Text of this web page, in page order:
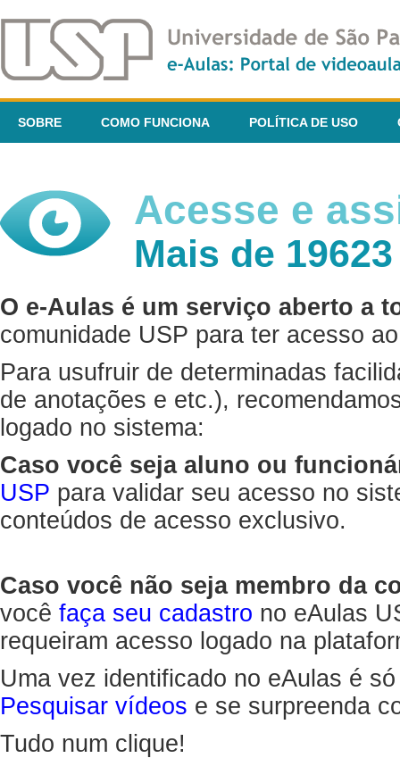
SOBRE COMO FUNCIONA POLÍTICA DE USO
Acesse e
Mais de
O e-Aulas é um serviço aberto a
comunidade USP para ter acesso
Para usufruir de determinadas
de anotações e etc.),
logado no sistema:
Caso você seja aluno ou
USP para validar seu acesso no
conteúdos de acesso exclusivo.
Caso você não seja membro da
você faça seu cadastro no eAulas
requeiram acesso logado na
Uma vez identificado no eAulas é
Pesquisar vídeos e se surpreenda
Tudo num clique!